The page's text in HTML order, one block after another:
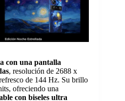
con una pantalla
, resolución de 2688 x
de 144 Hz. Su brillo
ofreciendo una
con biseles ultra